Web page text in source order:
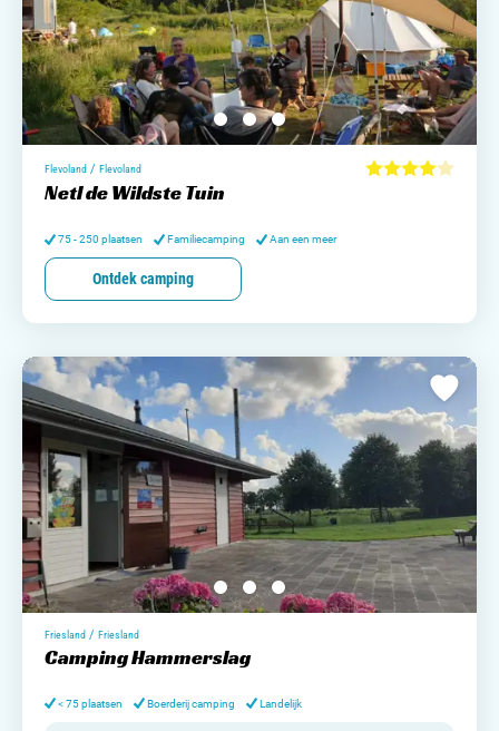
Flevoland / Flevoland
Netl de Wildste Tuin
75 - 250 plaatsen Familiecamping Aan een meer
Ontdek camping
Friesland / Friesland
Camping Hammerslag
< 75 plaatsen Boerderij camping Landelijk